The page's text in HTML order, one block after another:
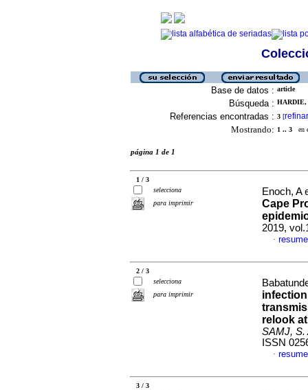
Base de datos : article
Búsqueda : HARDIE,
Referencias encontradas : 3 [refinar
Mostrando: 1 .. 3 en
página 1 de 1
1 / 3
selecciona
para imprimir
Enoch, A
Cape
2019,
·
2 / 3
selecciona
para imprimir
relook
SAMJ, S.
ISSN
·
3 / 3